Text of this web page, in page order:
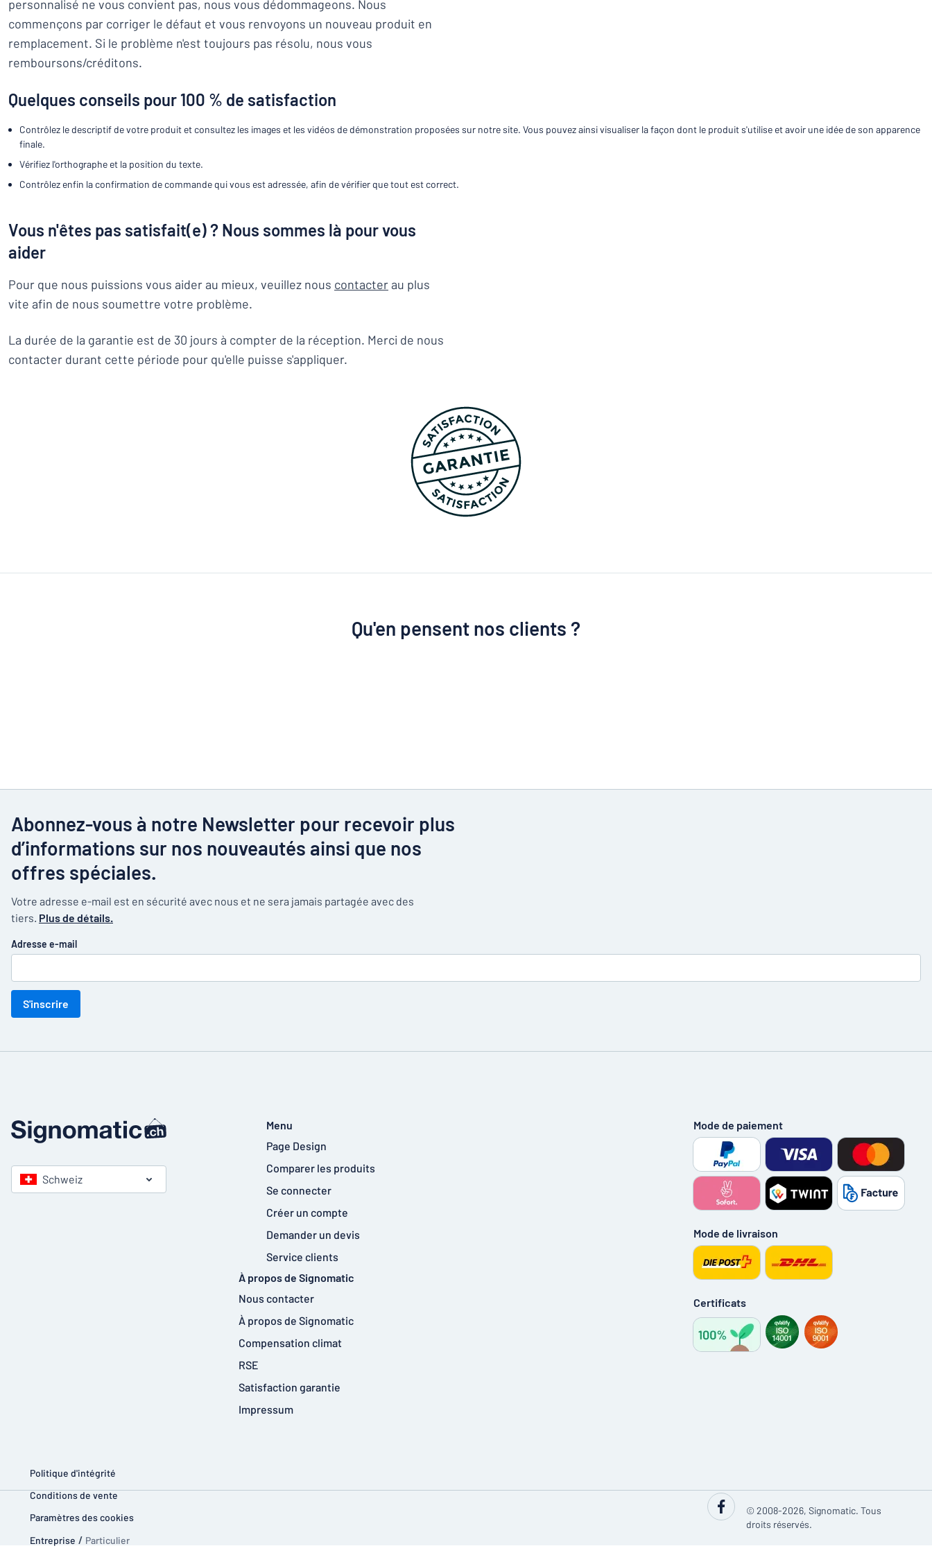
Montrer toutes les catégories
Demande
de
devis
Se
Service
Particulier
Entreprise
Français
personnalisé ne vous convient pas, nous vous dédommageons. Nous
commençons par corriger le défaut et vous renvoyons un nouveau produit en
remplacement. Si le problème n'est toujours pas résolu, nous vous
remboursons/créditons.
Quelques conseils pour 100 % de satisfaction
Contrôlez le descriptif de votre produit et consultez les images et les vidéos de démonstration proposées sur notre site. Vous pouvez ainsi visualiser la façon dont le produit s'utilise et avoir une idée de son apparence
finale.
Vérifiez l'orthographe et la position du texte.
Contrôlez enfin la confirmation de commande qui vous est adressée, afin de vérifier que tout est correct.
Vous n'êtes pas satisfait(e) ? Nous sommes là pour vous
aider
Pour que nous puissions vous aider au mieux, veuillez nous contacterau plus
vite afin de nous soumettre votre problème.
La durée de la garantie est de 30 jours à compter de la réception. Merci de nous
contacter durant cette période pour qu'elle puisse s'appliquer.
Qu'en pensent nos clients ?
Abonnez-vous à notre Newsletter pour recevoir plus
d’informations sur nos nouveautés ainsi que nos
offres spéciales.
Votre adresse e-mail est en sécurité avec nous et ne sera jamais partagée avec des
tiers. Plus de détails.
Adresse e-mail
S'inscrire
Schweiz
Menu
Page Design
Comparer les produits
Se connecter
Créer un compte
Demander un devis
Service clients
À propos de Signomatic
Nous contacter
À propos de Signomatic
Compensation climat
RSE
Satisfaction garantie
Impressum
Mode de paiement
Mode de livraison
Certificats
Politique d'intégrité
Conditions de vente
Paramètres des cookies
Entreprise / Particulier
© 2008-2026, Signomatic. Tous
droits réservés.